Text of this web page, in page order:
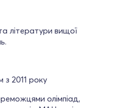
літератури вищої
2011 року
олімпіад,